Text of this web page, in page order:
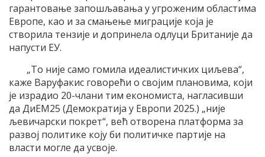
гарантовање запошљавања у угроженим областима
Европе, као и за смањење миграције која је
створила тензије и допринела одлуци Британије да
напусти ЕУ.
„То није само гомила идеалистичких циљева“,
каже Варуфакис говорећи о својим плановима, који
је израдио 20-члани тим економиста, нагласивши
да ДиЕМ25 (Демократија у Европи 2025.) „није
љевичарски покрет“, већ отворена платформа за
развој политике коју би политичке партије на
власти могле да усвоје.